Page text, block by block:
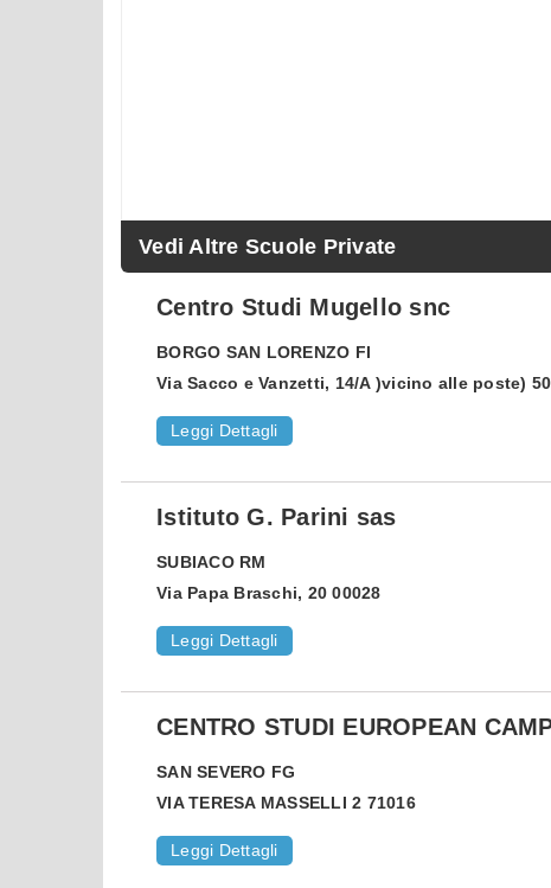
Vedi Altre Scuole Private
Centro Studi Mugello snc
BORGO SAN LORENZO FI
Via Sacco e Vanzetti, 14/A )vicino alle poste)
Leggi Dettagli
Istituto G. Parini sas
SUBIACO RM
Via Papa Braschi, 20 00028
Leggi Dettagli
CENTRO STUDI EUROPEAN
SAN SEVERO FG
VIA TERESA MASSELLI 2 71016
Leggi Dettagli